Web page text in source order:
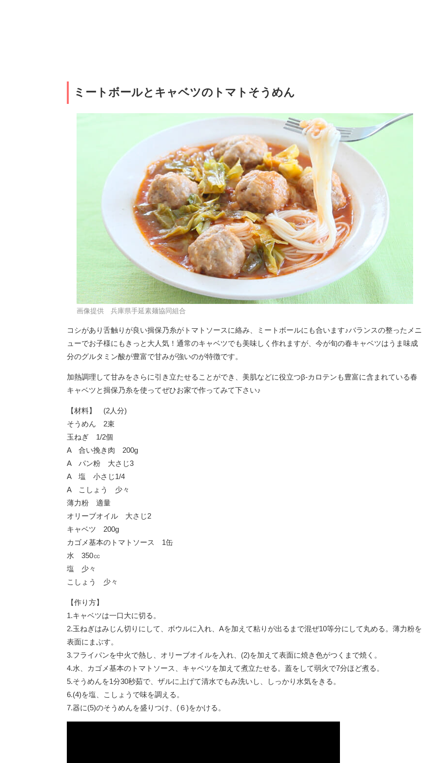
ミートボールとキャベツのトマトそうめん
画像提供 兵庫県手延素麺協同組合
コシがあり舌触りが良い揖保乃糸がトマトソースに絡み、ミートボールにも合います♪バランスの整ったメニ
ューでお子様にもきっと大人気！通常のキャベツでも美味しく作れますが、今が旬の春キャベツはうま味成
分のグルタミン酸が豊富で甘みが強いのが特徴です。
加熱調理して甘みをさらに引き立たせることができ、美肌などに役立つβ-カロテンも豊富に含まれている春
キャベツと揖保乃糸を使ってぜひお家で作ってみて下さい♪
【材料】 (2人分)
そうめん 2束
玉ねぎ 1/2個
A 合い挽き肉 200g
A パン粉 大さじ3
A 塩 小さじ1/4
A こしょう 少々
薄力粉 適量
オリーブオイル 大さじ2
キャベツ 200g
カゴメ基本のトマトソース 1缶
水 350㏄
塩 少々
こしょう 少々
【作り方】
1.キャベツは一口大に切る。
2.玉ねぎはみじん切りにして、ボウルに入れ、Aを加えて粘りが出るまで混ぜ10等分にして丸める。薄力粉を
表面にまぶす。
3.フライパンを中火で熱し、オリーブオイルを入れ、(2)を加えて表面に焼き色がつくまで焼く。
4.水、カゴメ基本のトマトソース、キャベツを加えて煮立たせる。蓋をして弱火で7分ほど煮る。
5.そうめんを1分30秒茹で、ザルに上げて清水でもみ洗いし、しっかり水気をきる。
6.(4)を塩、こしょうで味を調える。
7.器に(5)のそうめんを盛りつけ、(６)をかける。